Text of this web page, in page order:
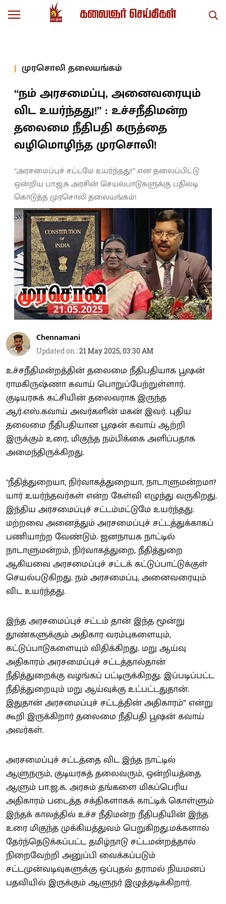
முரசொலி தலையங்கம்
“நம் அரசமைப்பு, அனைவரையும்
விட உயர்ந்தது!” : உச்சநீதிமன்ற
தலைமை நீதிபதி கருத்தை
வழிமொழிந்த முரசொலி!
“அரசமைப்புச் சட்டமே உயர்ந்தது!” என தலைப்பிட்டு
ஒன்றிய பா.ஜ.க அரசின் செயல்பாடுகளுக்கு பதிலடி
கொடுத்த முரசொலி தலையங்கம்!
Chennamani
Updated on :21 May 2025, 03:30 AM
உச்சநீதிமன்றத்தின் தலைமை நீதிபதியாக பூஷன்
ராமகிருஷ்ணா கவாய் பொறுப்பேற்றுள்ளார்.
குடியரசுக் கட்சியின் தலைவராக இருந்த
ஆர்.எஸ்.கவாய் அவர்களின் மகன் இவர். புதிய
தலைமை நீதிபதியான பூஷன் கவாய் ஆற்றி
இருக்கும் உரை, மிகுந்த நம்பிக்கை அளிப்பதாக
அமைந்திருக்கிறது.
"நீதித்துறையா, நிர்வாகத்துறையா, நாடாளுமன்றமா?
யார் உயர்ந்தவர்கள் என்ற கேள்வி எழுந்து வருகிறது.
இந்திய அரசமைப்புச் சட்டம்மட்டுமே உயர்ந்தது.
மற்றவை அனைத்தும் அரசமைப்புச் சட்டத்துக்காகப்
பணியாற்ற வேண்டும். ஜனநாயக நாட்டில்
நாடாளுமன்றம், நிர்வாகத்துறை, நீதித்துறை
ஆகியவை அரசமைப்புச் சட்டக் கட்டுப்பாட்டுக்குள்
செயல்படுகிறது. நம் அரசமைப்பு, அனைவரையும்
விட உயர்ந்தது.
இந்த அரசமைப்புச் சட்டம் தான் இந்த மூன்று
தூண்களுக்கும் அதிகார வரம்புகளையும்,
கட்டுப்பாடுகளையும் விதிக்கிறது. மறு ஆய்வு
அதிகாரம் அரசமைப்புச் சட்டத்தால்தான்
நீதித்துறைக்கு வழங்கப் பட்டிருக்கிறது. இப்படிப்பட்ட
நீதித்துறையும் மறு ஆய்வுக்கு உட்பட்டதுதான்.
இதுதான் அரசமைப்புச் சட்டத்தின் அதிகாரம்” என்று
கூறி இருக்கிறார் தலைமை நீதிபதி பூஷன் கவாய்
அவர்கள்.
அரசமைப்புச் சட்டத்தை விட இந்த நாட்டில்
ஆளுநரும், குடியரசுத் தலைவரும், ஒன்றியத்தை
ஆளும் பா.ஜ.க. அரசும் தங்களை மிகப்பெரிய
அதிகாரம் படைத்த சக்திகளாகக் காட்டிக் கொள்ளும்
இந்தக் காலத்தில் உச்ச நீதிமன்ற நீதிபதியின் இந்த
உரை மிகுந்த முக்கியத்துவம் பெறுகிறது.மக்களால்
தேர்ந்தெடுக்கப்பட்ட தமிழ்நாடு சட்டமன்றத்தால்
நிறைவேற்றி அனுப்பி வைக்கப்படும்
சட்டமுன்வடிவுகளுக்கு ஒப்புதல் தராமல் நியமனப்
பதவியில் இருக்கும் ஆளுநர் இழுத்தடிக்கிறார்.